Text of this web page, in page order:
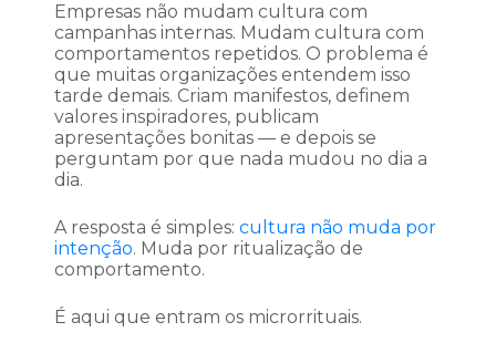
Empresas não mudam cultura com
campanhas internas. Mudam cultura com
comportamentos repetidos. O problema é
que muitas organizações entendem isso
tarde demais. Criam manifestos, definem
valores inspiradores, publicam
apresentações bonitas — e depois se
perguntam por que nada mudou no dia a
dia.
A resposta é simples: cultura não muda por
intenção. Muda por ritualização de
comportamento.
É aqui que entram os microrrituais.